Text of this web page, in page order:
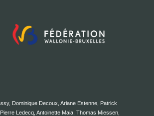
Dominique Decoux, Ariane Estenne, Patrick
Ledecq, Antoinette Maia, Thomas Miessen,